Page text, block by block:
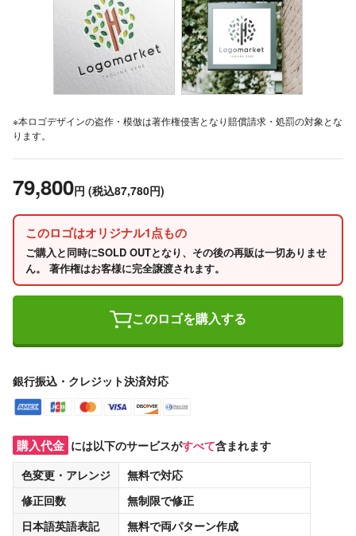
※本ロゴデザインの盗作・模倣は著作権侵害となり賠償請求・処罰の対象とな
ります。
79,800円 (税込87,780円)
このロゴはオリジナル1点もの
ご購入と同時にSOLD OUTとなり、その後の再販は一切ありませ
ん。 著作権はお客様に完全譲渡されます。
このロゴを購入する
銀行振込・クレジット決済対応
購入代金 には以下のサービスがすべて含まれます
色変更・アレンジ
無料で対応
修正回数
無制限で修正
日本語英語表記
無料で両パターン作成